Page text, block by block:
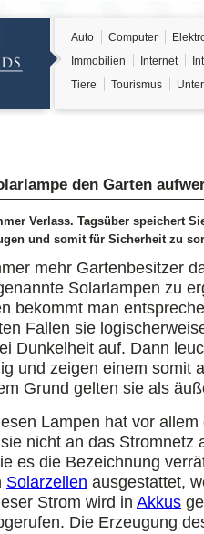
Auto Computer
Immobilien
Internet
Tiere
Tourismus
den Garten
Verlass. Tagsüber speichert
und somit für Sicherheit zu
mehr Gartenbesitzer
Solarlampen zu
bekommt man
Fallen sie
Dunkelheit auf. Dann
und zeigen einem somit
Grund gelten sie als
Lampen hat vor allem
nicht an das Stromnetz
es die Bezeichnung
Solarzellen ausgestattet,
Strom wird in Akkus
Die Erzeugung